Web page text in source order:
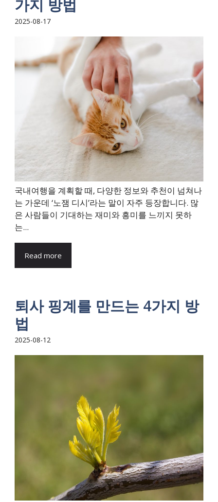
가지 방법
2025-08-17
국내여행을 계획할 때, 다양한 정보와 추천이 넘쳐나
는 가운데 ‘노잼 디시’라는 말이 자주 등장합니다. 많
은 사람들이 기대하는 재미와 흥미를 느끼지 못하
는...
Read more
퇴사 핑계를 만드는 4가지 방
법
2025-08-12